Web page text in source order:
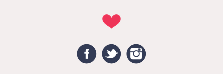
FacebookTwitter